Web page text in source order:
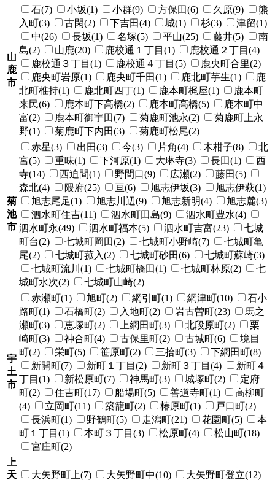
山
鹿
市
石(7) 小坂(1) 小群(9) 方保田(6) 久原(9)
熊
入町(3)
古閑(2) 下吉田(4) 城(1) 杉(3)
津留(1)
中(26)
長坂(1) 名塚(5) 平山(25) 藤井(5)
南
島(2)
山鹿(20) 鹿校通１丁目(1)
鹿校通２丁目(4)
鹿校通３丁目(1)
鹿校通４丁目(5)
鹿央町合里(2)
鹿央町岩原(1)
鹿央町千田(1) 鹿北町芋生(1)
鹿
北町椎持(1)
鹿北町四丁(1) 鹿本町梶屋(1)
鹿本町
来民(6)
鹿本町下高橋(2) 鹿本町高橋(5)
鹿本町中
富(2)
鹿本町御宇田(7) 菊鹿町池永(2)
菊鹿町上永
野(1)
菊鹿町下内田(3) 菊鹿町松尾(2)
菊
池
市
赤星(3) 出田(3) 今(3) 片角(4) 木柑子(8)
北
宮(5)
重味(1) 下河原(1) 大琳寺(3) 長田(1)
西
寺(14)
西迫間(1) 野間口(9) 広瀬(2)
藤田(5)
森北(4)
隈府(25) 亘(6) 旭志伊坂(3)
旭志伊萩(1)
旭志尾足(1)
旭志川辺(9) 旭志新明(4)
旭志麓(3)
泗水町住吉(11)
泗水町田島(9)
泗水町豊水(4)
泗水町永(49)
泗水町福本(5) 泗水町吉富(23)
七城
町台(2)
七城町岡田(2) 七城町小野崎(7)
七城町亀
尾(2)
七城町菰入(2) 七城町砂田(6)
七城町蘇崎(3)
七城町流川(1)
七城町橋田(1) 七城町林原(2)
七
城町水次(2)
七城町山崎(2)
宇
土
市
赤瀬町(1) 旭町(2) 網引町(1) 網津町(10)
石小
路町(1)
石橋町(2) 入地町(2) 岩古曽町(23)
馬之
瀬町(3)
恵塚町(2) 上網田町(3) 北段原町(2)
栗
崎町(3)
神合町(4) 古保里町(2) 古城町(6)
境目
町(2)
栄町(5) 笹原町(2) 三拾町(3)
下網田町(8)
新開町(7)
新町１丁目(2) 新町３丁目(4)
新町４
丁目(1)
新松原町(7) 神馬町(3) 城塚町(2)
定府
町(2)
住吉町(17) 船場町(5) 善道寺町(1)
高柳町
(4)
立岡町(11) 築籠町(2) 椿原町(1)
戸口町(2)
長浜町(1)
野鶴町(5) 走潟町(21) 花園町(5)
本
町１丁目(1)
本町３丁目(3) 松原町(4)
松山町(18)
宮庄町(2)
上
天
大矢野町上(7) 大矢野町中(10) 大矢野町登立(12)